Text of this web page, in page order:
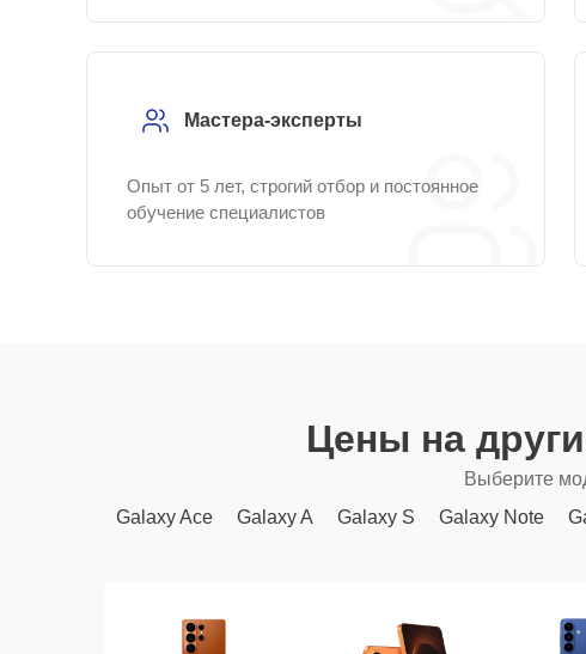
Мастера-эксперты
Опыт от 5 лет, строгий отбор и постоянное
обучение специалистов
Цены на
Выберите
Galaxy Ace
Galaxy A Galaxy S Galaxy Note